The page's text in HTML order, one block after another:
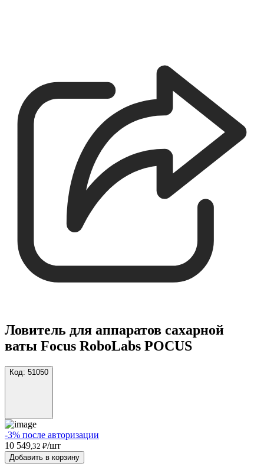
Ловитель для аппаратов сахарной
ваты Focus RoboLabs POCUS
Код: 51050
-3% после авторизации
10 549 ,32 ₽/шт
Добавить в корзину